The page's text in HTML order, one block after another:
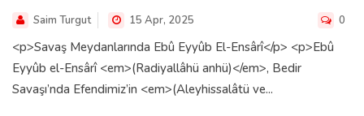
Saim Turgut 15 Apr, 2025 0
<p>Savaş Meydanlarında Ebû Eyyûb El-Ensârî</p> <p>Ebû
Eyyûb el-Ensârî <em>(Radiyallâhü anhü)</em>, Bedir
Savaşı’nda Efendimiz’in <em>(Aleyhissalâtü ve...